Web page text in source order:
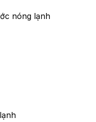
nóng lạnh